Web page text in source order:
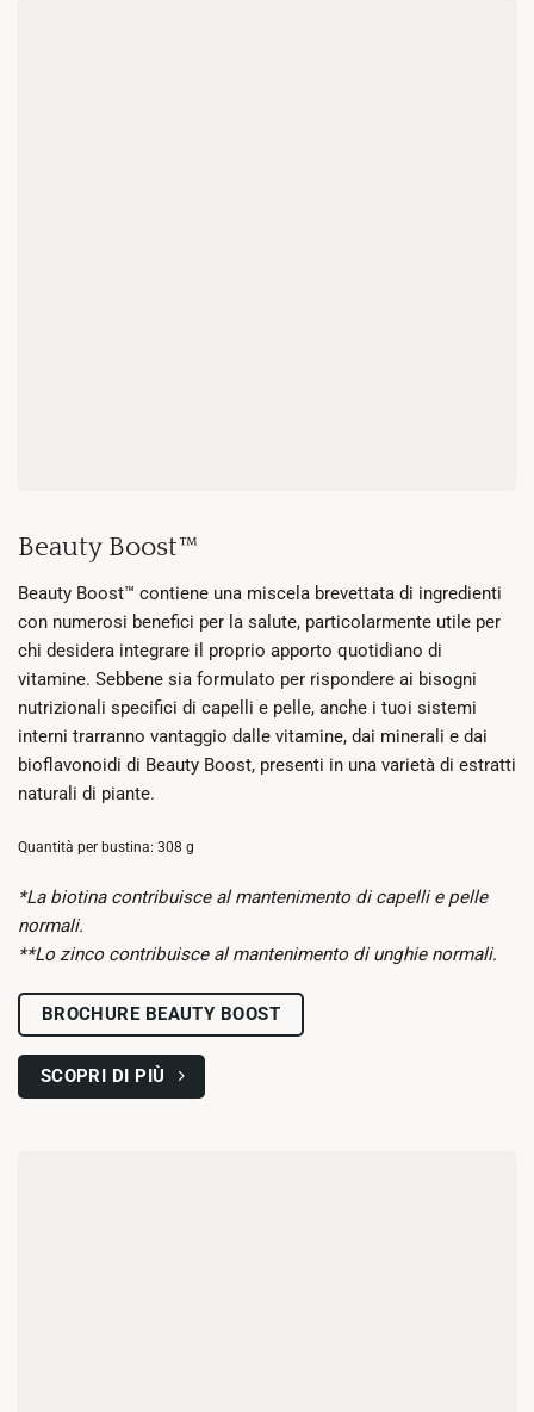
Beauty Boost™
Beauty Boost™ contiene una miscela brevettata di ingredienti
con numerosi benefici per la salute, particolarmente utile per
chi desidera integrare il proprio apporto quotidiano di
vitamine. Sebbene sia formulato per rispondere ai bisogni
nutrizionali specifici di capelli e pelle, anche i tuoi sistemi
interni trarranno vantaggio dalle vitamine, dai minerali e dai
bioflavonoidi di Beauty Boost, presenti in una varietà di estratti
naturali di piante.
Quantità per bustina: 308 g
*La biotina contribuisce al mantenimento di capelli e pelle
normali.
**Lo zinco contribuisce al mantenimento di unghie normali.
BROCHURE BEAUTY BOOST
SCOPRI DI PIÙ